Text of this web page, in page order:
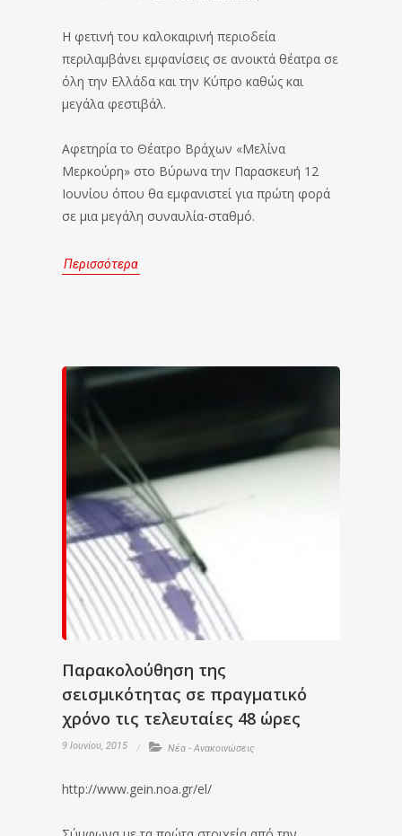
Η φετινή του καλοκαιρινή περιοδεία
περιλαμβάνει εμφανίσεις σε ανοικτά θέατρα σε
όλη την Ελλάδα και την Κύπρο καθώς και
μεγάλα φεστιβάλ.
Αφετηρία το Θέατρο Βράχων «Μελίνα
Μερκούρη» στο Βύρωνα την Παρασκευή 12
Ιουνίου όπου θα εμφανιστεί για πρώτη φορά
σε μια μεγάλη συναυλία-σταθμό.
Περισσότερα
Παρακολούθηση της
σεισμικότητας σε πραγματικό
χρόνο τις τελευταίες 48 ώρες
9 Ιουνίου, 2015 Νέα - Ανακοινώσεις
http://www.gein.noa.gr/el/